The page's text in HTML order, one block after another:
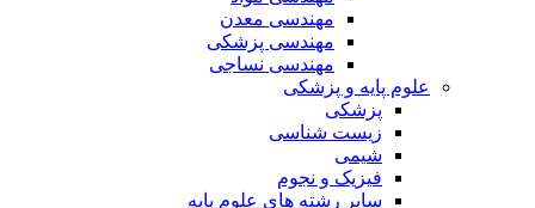
مهندسی معدن
مهندسی پزشکی
مهندسی نساجی
علوم پایه و پزشکی
پزشکی
زیست شناسی
شیمی
فیزیک و نجوم
سایر رشته های علوم پایه